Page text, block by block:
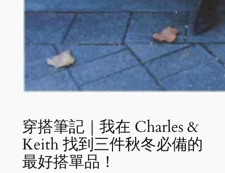
穿搭筆記｜我在 Charles &
Keith 找到三件秋冬必備的
最好搭單品！